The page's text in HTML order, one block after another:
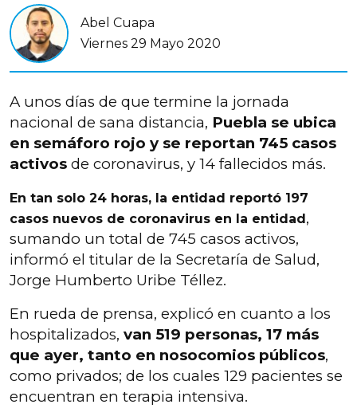
Abel Cuapa
Viernes 29 Mayo 2020
A unos días de que termine la jornada
nacional de sana distancia, Puebla se ubica
en semáforo rojo y se reportan 745 casos
activos de coronavirus, y 14 fallecidos más.
En tan solo 24 horas, la entidad reportó 197
casos nuevos de coronavirus en la entidad ,
sumando un total de 745 casos activos,
informó el titular de la Secretaría de Salud,
Jorge Humberto Uribe Téllez.
En rueda de prensa, explicó en cuanto a los
hospitalizados, van 519 personas, 17 más
que ayer, tanto en nosocomios públicos,
como privados; de los cuales 129 pacientes se
encuentran en terapia intensiva.